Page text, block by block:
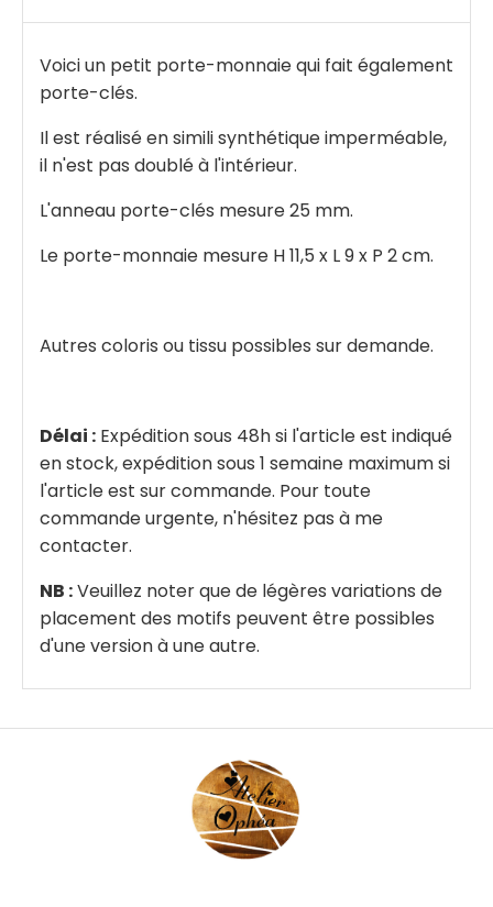
Voici un petit porte-monnaie qui fait également
porte-clés.
Il est réalisé en simili synthétique imperméable,
il n'est pas doublé à l'intérieur.
L'anneau porte-clés mesure 25 mm.
Le porte-monnaie mesure H 11,5 x L 9 x P 2 cm.
Autres coloris ou tissu possibles sur demande.
Délai : Expédition sous 48h si l'article est indiqué
en stock, expédition sous 1 semaine maximum si
l'article est sur commande. Pour toute
commande urgente, n'hésitez pas à me
contacter.
NB :Veuillez noter que de légères variations de
placement des motifs peuvent être possibles
d'une version à une autre.